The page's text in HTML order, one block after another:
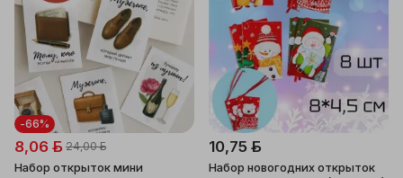
-66%
8,06 ƃ 24,00 ƃ
Набор открыток мини
10,75 ƃ
Набор новогодних открыток